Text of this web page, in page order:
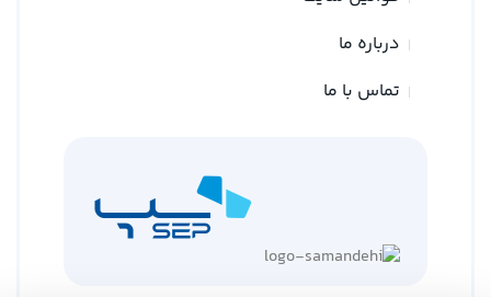
درباره ما
تماس با ما